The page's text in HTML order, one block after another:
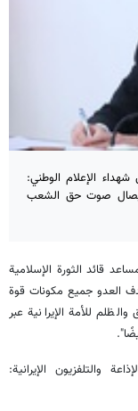
الإعلام الوطني:
صوت حق الشعب
قائد الثورة الإسلامية
العدو جميع مكونات قوة
للأمة الإيرانية عبر
والتلفزيون الإيرانية: